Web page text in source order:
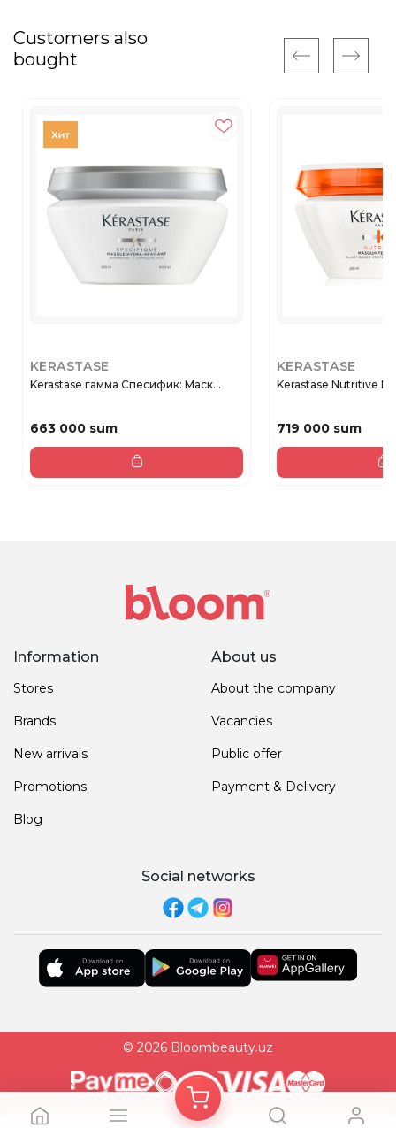
Customers also
bought
KERASTASE
Kerastase гамма Спесифик: Маск...
663 000 sum
KERASTASE
Kerastase Nutritive
719 000 sum
Information
Stores
Brands
New arrivals
Promotions
Blog
About us
About the company
Vacancies
Public offer
Payment & Delivery
Social networks
© 2026 Bloombeauty.uz